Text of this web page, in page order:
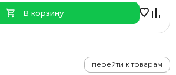
перейти к товарам
В корзину